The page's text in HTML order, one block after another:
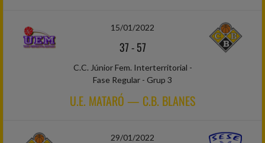
15/01/2022
37-57
C.C. Júnior Fem. Interterritorial -
Fase Regular - Grup 3
U.E. MATARÓ — C.B. BLANES
29/01/2022